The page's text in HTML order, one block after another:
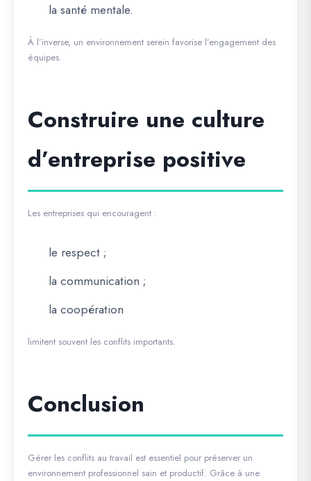
la santé mentale.
À l’inverse, un environnement serein favorise l’engagement des
équipes.
Construire une culture
d’entreprise positive
Les entreprises qui encouragent :
le respect ;
la communication ;
la coopération
limitent souvent les conflits importants.
Conclusion
Gérer les conflits au travail est essentiel pour préserver un
environnement professionnel sain et productif. Grâce à une